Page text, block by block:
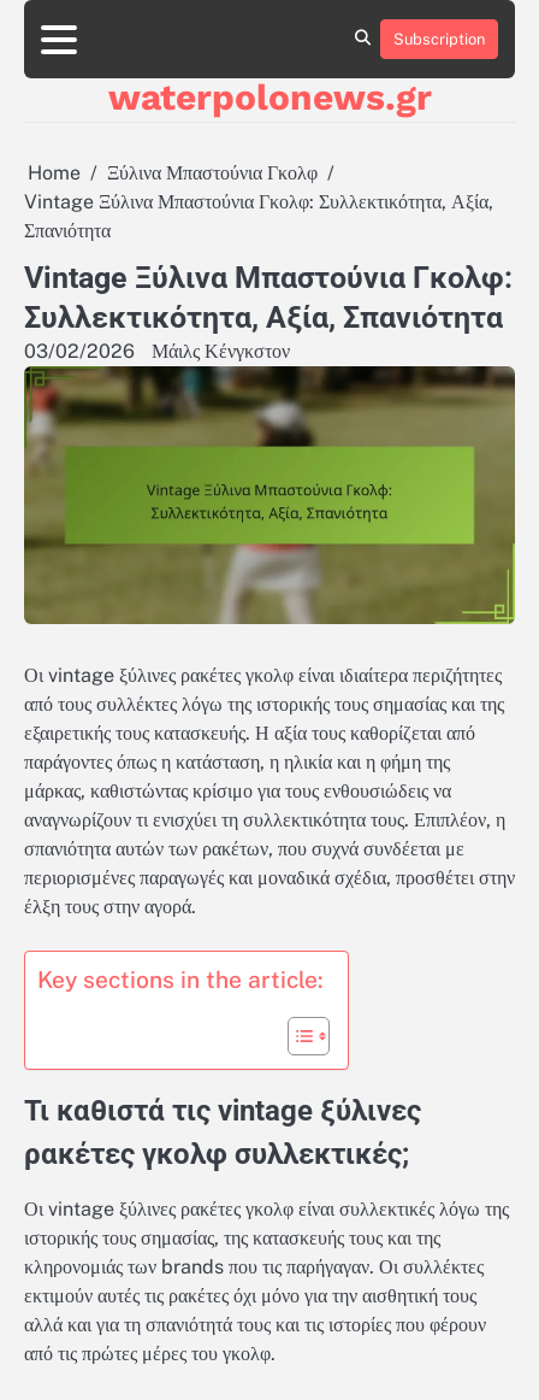
Skip
content
About
Contact
Cookie
Privacy
Sitemap
Terms
Conditions
Subscription
waterpolonews.gr
Home
Ξύλινα Μπαστούνια Γκολφ
Vintage Ξύλινα Μπαστούνια Γκολφ: Συλλεκτικότητα, Αξία,
Σπανιότητα
Vintage Ξύλινα Μπαστούνια Γκολφ:
Συλλεκτικότητα, Αξία, Σπανιότητα
03/02/2026 Μάιλς Κένγκστον
Οι vintage ξύλινες ρακέτες γκολφ είναι ιδιαίτερα περιζήτητες
από τους συλλέκτες λόγω της ιστορικής τους σημασίας και της
εξαιρετικής τους κατασκευής. Η αξία τους καθορίζεται από
παράγοντες όπως η κατάσταση, η ηλικία και η φήμη της
μάρκας, καθιστώντας κρίσιμο για τους ενθουσιώδεις να
αναγνωρίζουν τι ενισχύει τη συλλεκτικότητα τους. Επιπλέον, η
σπανιότητα αυτών των ρακέτων, που συχνά συνδέεται με
περιορισμένες παραγωγές και μοναδικά σχέδια, προσθέτει στην
έλξη τους στην αγορά.
Key sections in the article:
Τι καθιστά τις vintage ξύλινες
ρακέτες γκολφ συλλεκτικές;
Οι vintage ξύλινες ρακέτες γκολφ είναι συλλεκτικές λόγω της
ιστορικής τους σημασίας, της κατασκευής τους και της
κληρονομιάς των brands που τις παρήγαγαν. Οι συλλέκτες
εκτιμούν αυτές τις ρακέτες όχι μόνο για την αισθητική τους
αλλά και για τη σπανιότητά τους και τις ιστορίες που φέρουν
από τις πρώτες μέρες του γκολφ.